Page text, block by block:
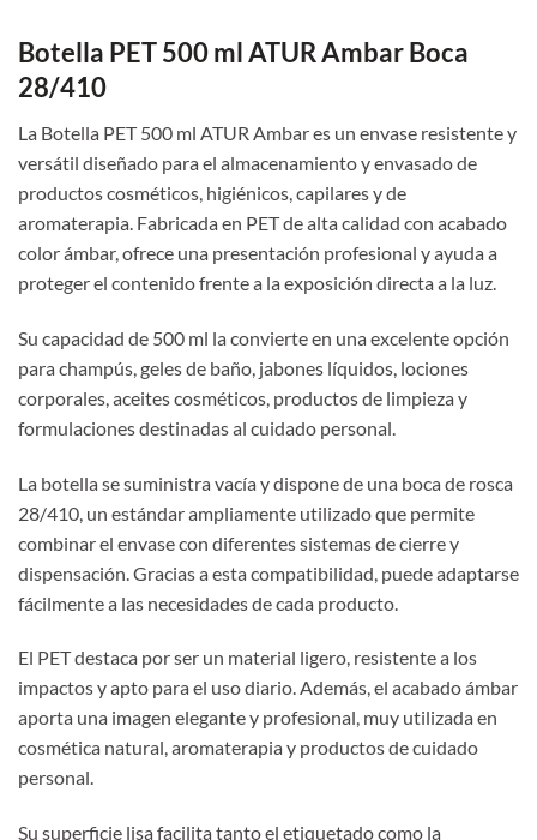
Botella PET 500 ml ATUR Ambar Boca
28/410
La Botella PET 500 ml ATUR Ambar es un envase resistente y
versátil diseñado para el almacenamiento y envasado de
productos cosméticos, higiénicos, capilares y de
aromaterapia. Fabricada en PET de alta calidad con acabado
color ámbar, ofrece una presentación profesional y ayuda a
proteger el contenido frente a la exposición directa a la luz.
Su capacidad de 500 ml la convierte en una excelente opción
para champús, geles de baño, jabones líquidos, lociones
corporales, aceites cosméticos, productos de limpieza y
formulaciones destinadas al cuidado personal.
La botella se suministra vacía y dispone de una boca de rosca
28/410, un estándar ampliamente utilizado que permite
combinar el envase con diferentes sistemas de cierre y
dispensación. Gracias a esta compatibilidad, puede adaptarse
fácilmente a las necesidades de cada producto.
El PET destaca por ser un material ligero, resistente a los
impactos y apto para el uso diario. Además, el acabado ámbar
aporta una imagen elegante y profesional, muy utilizada en
cosmética natural, aromaterapia y productos de cuidado
personal.
Su superficie lisa facilita tanto el etiquetado como la